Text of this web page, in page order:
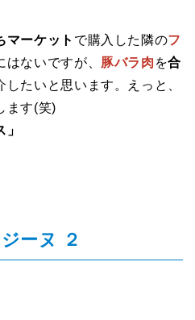
マーケット で購入した隣のフ
はないですが、 豚バラ肉 を合
したいと思います。えっと、
ます(笑)
ーヌ ２